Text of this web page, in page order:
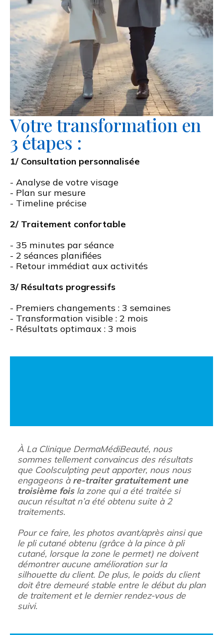
Votre transformation en
3 étapes :
1/ Consultation personnalisée
- Analyse de votre visage
- Plan sur mesure
- Timeline précise
2/ Traitement confortable
- 35 minutes par séance
- 2 séances planifiées
- Retour immédiat aux activités
3/ Résultats progressifs
- Premiers changements : 3 semaines
- Transformation visible : 2 mois
- Résultats optimaux : 3 mois
À La Clinique DermaMédiBeauté, nous
sommes tellement convaincus des résultats
que Coolsculpting peut apporter, nous nous
engageons àre-traiter gratuitement une
troisième foisla zone qui a été traitée si
aucun résultat n’a été obtenu suite à 2
traitements.
Pour ce faire, les photos avant/après ainsi que
le pli cutané obtenu (grâce à la pince à pli
cutané, lorsque la zone le permet) ne doivent
démontrer aucune amélioration sur la
silhouette du client. De plus, le poids du client
doit être demeuré stable entre le début du plan
de traitement et le dernier rendez-vous de
suivi.